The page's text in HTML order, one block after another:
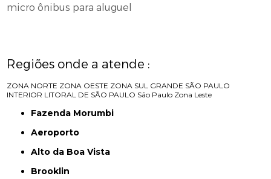
micro ônibus para aluguel
Regiões onde a atende :
ZONA NORTE ZONA OESTE ZONA SUL GRANDE SÃO PAULO
INTERIOR LITORAL DE SÃO PAULO São Paulo Zona Leste
Fazenda Morumbi
Aeroporto
Alto da Boa Vista
Brooklin